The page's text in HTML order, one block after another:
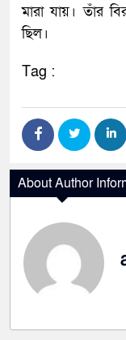
মারা যায়। তাঁর
ছিল।
Tag :
About Author